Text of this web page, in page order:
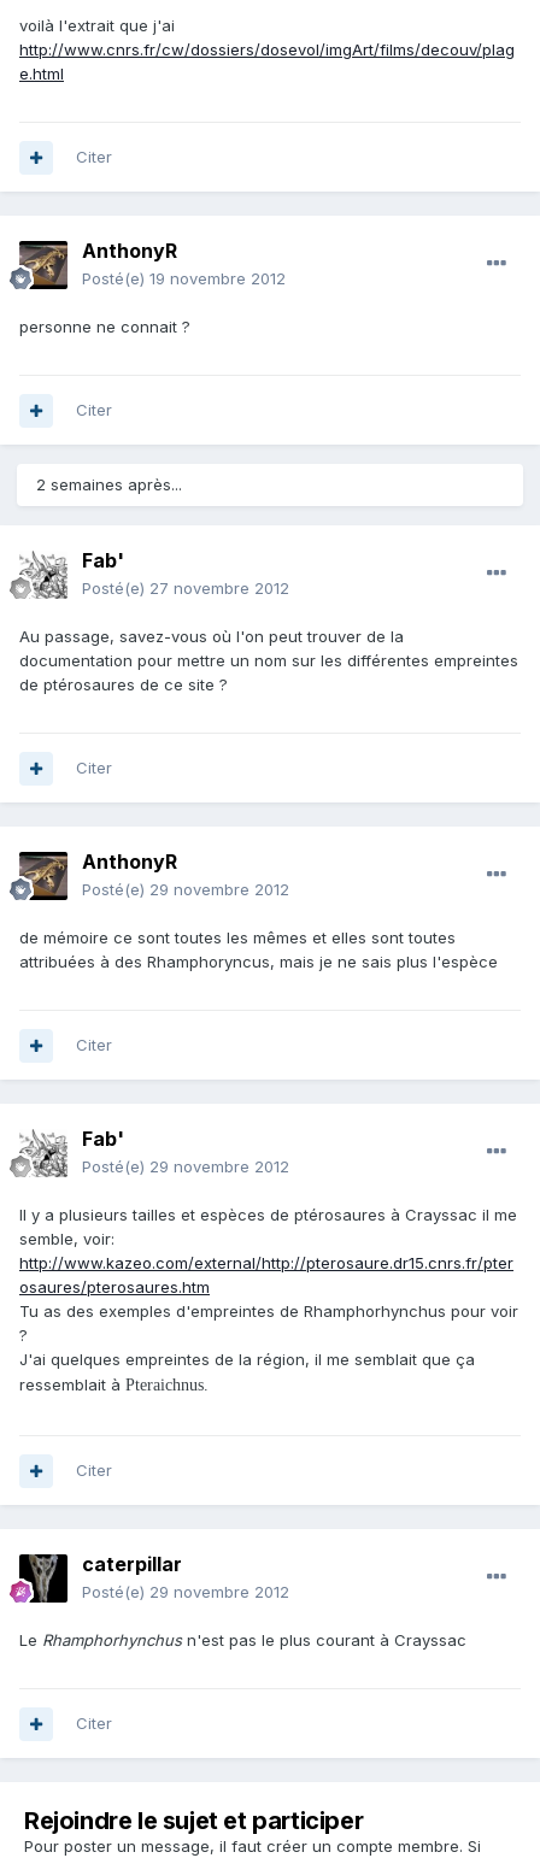
voilà l'extrait que j'ai
http://www.cnrs.fr/cw/dossiers/dosevol/imgArt/films/decouv/plag
e.html
Citer
AnthonyR
Posté(e) 19 novembre 2012
personne ne connait ?
Citer
2 semaines après...
Fab'
Posté(e) 27 novembre 2012
Au passage, savez-vous où l'on peut trouver de la
documentation pour mettre un nom sur les différentes empreintes
de ptérosaures de ce site ?
Citer
AnthonyR
Posté(e) 29 novembre 2012
de mémoire ce sont toutes les mêmes et elles sont toutes
attribuées à des Rhamphoryncus, mais je ne sais plus l'espèce
Citer
Fab'
Posté(e) 29 novembre 2012
Il y a plusieurs tailles et espèces de ptérosaures à Crayssac il me
semble, voir:
http://www.kazeo.com/external/http://pterosaure.dr15.cnrs.fr/pter
osaures/pterosaures.htm
Tu as des exemples d'empreintes de Rhamphorhynchus pour voir
?
J'ai quelques empreintes de la région, il me semblait que ça
ressemblait à Pteraichnus.
Citer
caterpillar
Posté(e) 29 novembre 2012
Le Rhamphorhynchusn'est pas le plus courant à Crayssac
Citer
Rejoindre le sujet et participer
Pour poster un message, il faut créer un compte membre. Si